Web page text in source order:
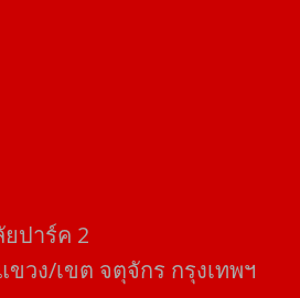
ปาร์ค​ 2
วง/เขต​ จตุจักร​ กรุงเทพฯ